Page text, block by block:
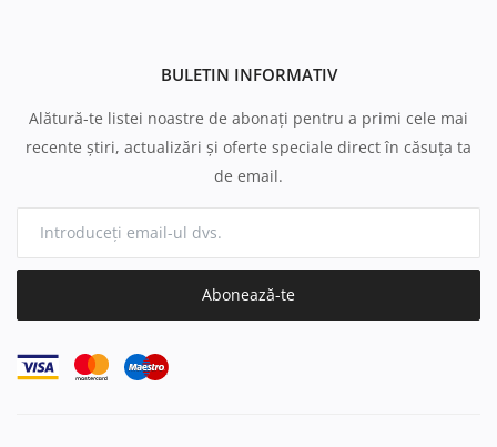
BULETIN INFORMATIV
Alătură-te listei noastre de abonați pentru a primi cele mai
recente știri, actualizări și oferte speciale direct în căsuța ta
de email.
Abonează-te